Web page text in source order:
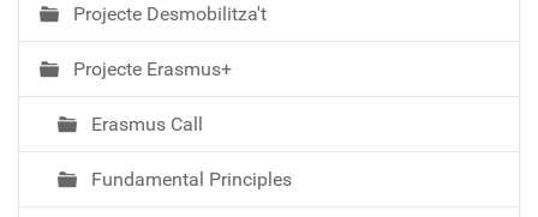
Projecte Desmobilitza't
Projecte Erasmus+
Erasmus Call
Fundamental Principles